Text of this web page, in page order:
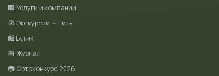
🏢 Услуги и компании
🧭 Экскурсии – Гиды
🛍 Бутик
📰 Журнал
📷 Фотоконкурс 2026